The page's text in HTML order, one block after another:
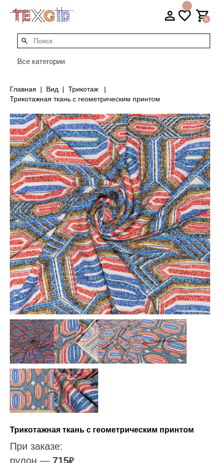
0
Все категории
Главная Вид
Трикотаж
Трикотажная ткань с геометрическим принтом
Трикотажная ткань с геометрическим принтом
При заказе:
рулон — 715